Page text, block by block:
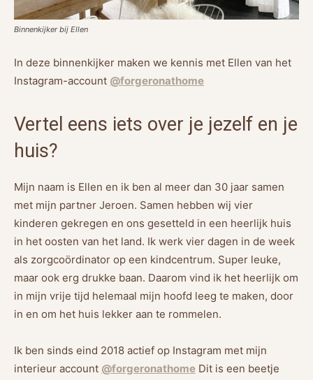
Binnenkijker bij Ellen
In deze binnenkijker maken we kennis met Ellen van het
Instagram-account @forgeronathome
Vertel eens iets over je jezelf en je
huis?
Mijn naam is Ellen en ik ben al meer dan 30 jaar samen
met mijn partner Jeroen. Samen hebben wij vier
kinderen gekregen en ons gesetteld in een heerlijk huis
in het oosten van het land. Ik werk vier dagen in de week
als zorgcoördinator op een kindcentrum. Super leuke,
maar ook erg drukke baan. Daarom vind ik het heerlijk om
in mijn vrije tijd helemaal mijn hoofd leeg te maken, door
in en om het huis lekker aan te rommelen.
Ik ben sinds eind 2018 actief op Instagram met mijn
interieur account @forgeronathome Dit is een beetje